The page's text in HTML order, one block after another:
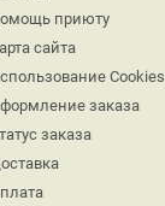
приюту
сайта
Cookies
заказа
заказа